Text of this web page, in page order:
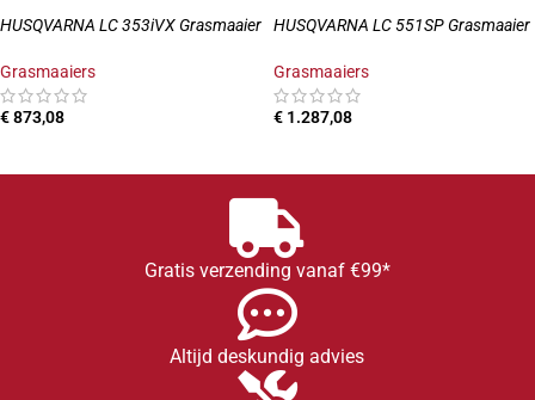
HUSQVARNA LC 353iVX Grasmaaier
Grasmaaiers
€873,08
HUSQVARNA LC 551SP Grasmaaier
Grasmaaiers
€ 1.287,08
Gratis verzending vanaf €99*
Altijd deskundig advies